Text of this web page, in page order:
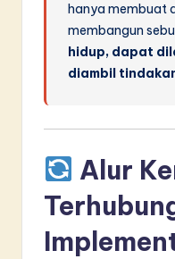
hanya membuat
membangun
hidup, dapat
diambil
Alur